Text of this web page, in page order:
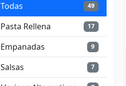
Todas
49
Pasta Rellena 17
Empanadas 9
Salsas 7